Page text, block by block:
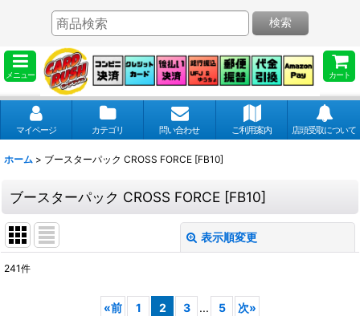
メニュー カート
検索
マイページ カテゴリ 問い合わせ ご利用案内 店頭受取について
ホーム > ブースターパック CROSS FORCE [FB10]
ブースターパック CROSS FORCE [FB10]
表示順変更
241件
«前 1 2 3 ... 5 次»